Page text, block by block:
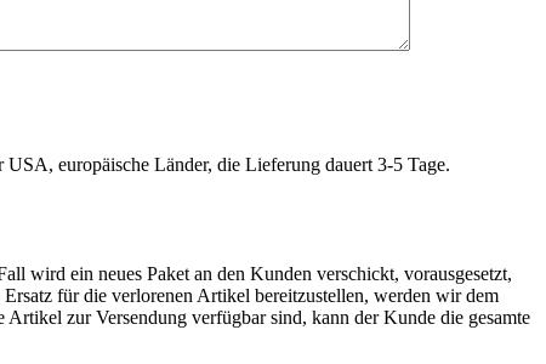
europäische Länder, die Lieferung dauert 3-5 Tage.
wird ein neues Paket an den Kunden verschickt, vorausgesetzt,
für die verlorenen Artikel bereitzustellen, werden wir dem
zur Versendung verfügbar sind, kann der Kunde die gesamte